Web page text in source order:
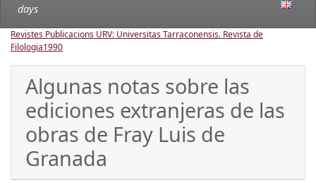
days
Revistes Publicacions URV: Universitas Tarraconensis. Revista de
Filologia1990
Algunas notas sobre las
ediciones extranjeras de las
obras de Fray Luis de
Granada